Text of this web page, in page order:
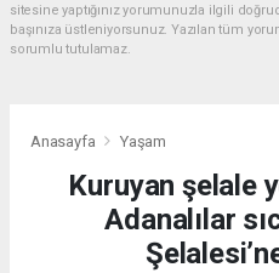
sitesine yaptığınız yorumunuzla ilgili
başınıza üstleniyorsunuz. Yazılan tüm
sorumlu tutulamaz.
Anasayfa Yaşam
Kuruyan şelale
Adanalılar